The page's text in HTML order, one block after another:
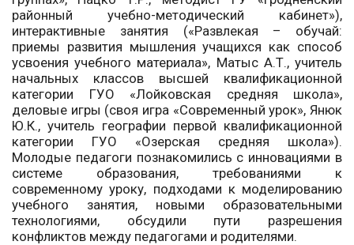
районный учебно-методический кабинет»),
интерактивные занятия («Развлекая – обучай:
приемы развития мышления учащихся как способ
усвоения учебного материала», Матыс А.Т., учитель
начальных классов высшей квалификационной
категории ГУО «Лойковская средняя школа»,
деловые игры (своя игра «Современный урок», Янюк
Ю.К., учитель географии первой квалификационной
категории ГУО «Озерская средняя школа»).
Молодые педагоги познакомились с инновациями в
системе образования, требованиями к
современному уроку, подходами к моделированию
учебного занятия, новыми образовательными
технологиями, обсудили пути разрешения
конфликтов между педагогами и родителями.